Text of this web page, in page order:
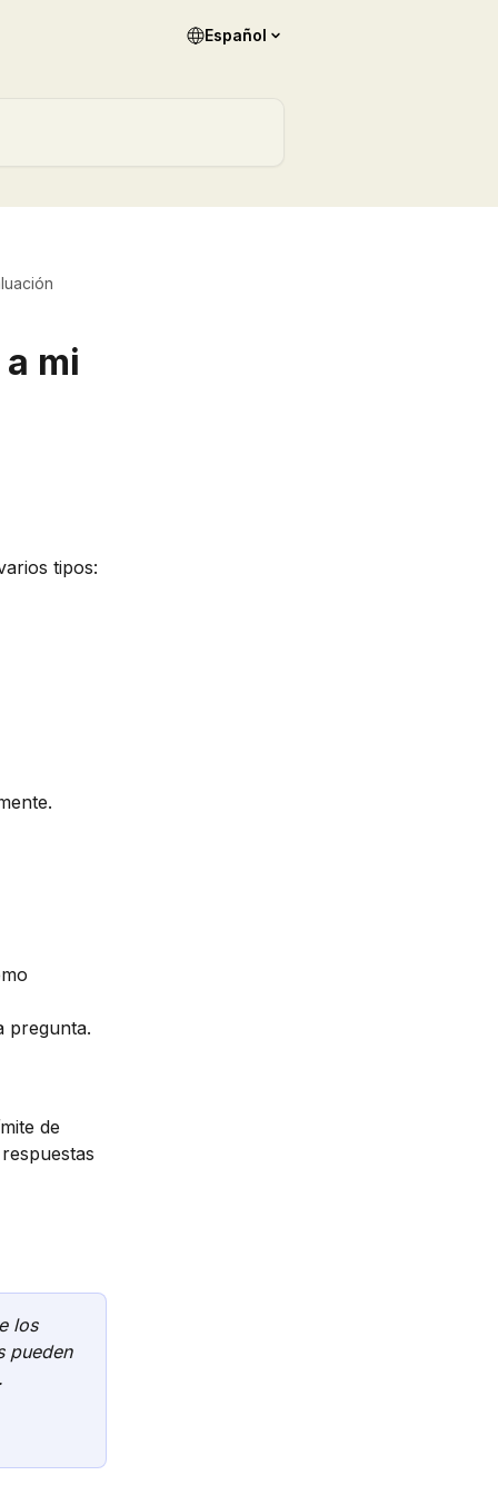
Español
mi
tipos:
pregunta.
de
los
pueden